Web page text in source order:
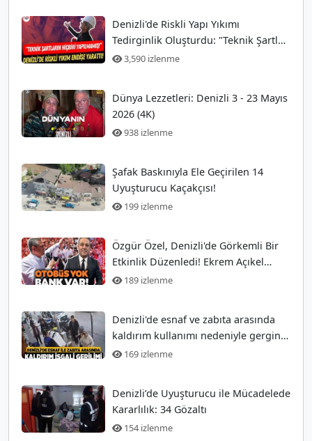
Denizli'de Riskli Yapı Yıkımı
Tedirginlik Oluşturdu: "Teknik Şartlar
Hiç Yerine Getirilmedi!"
3,590 izlenme
Dünya Lezzetleri: Denizli 3 - 23 Mayıs
2026 (4K)
938 izlenme
Şafak Baskınıyla Ele Geçirilen 14
Uyuşturucu Kaçakçısı!
199 izlenme
Özgür Özel, Denizli'de Görkemli Bir
Etkinlik Düzenledi! Ekrem Açıkel
Tarihi Olayı
189 izlenme
Denizli'de esnaf ve zabıta arasında
kaldırım kullanımı nedeniyle gergin
anlar
169 izlenme
Denizli’de Uyuşturucu ile Mücadelede
Kararlılık: 34 Gözaltı
154 izlenme